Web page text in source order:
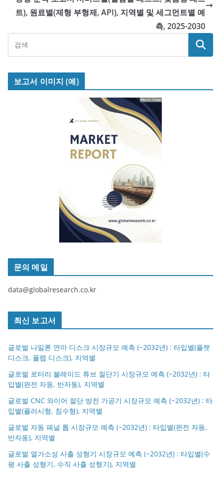
트), 원료별(제형 부형제, API), 지역별 및 세그먼트별 예
측, 2025-2030
보고서 이미지 (예)
문의 메일
data@globalresearch.co.kr
최신 보고서
글로벌 나일론 연마 디스크 시장규모 예측 (~2032년) : 타입별(플랫
디스크, 플랩 디스크), 지역별
글로벌 로터리 블레이드 튜브 절단기 시장규모 예측 (~2032년) : 타
입별(완전 자동, 반자동), 지역별
글로벌 CNC 와이어 절단 방전 가공기 시장규모 예측 (~2032년) : 타
입별(플러시형, 침수형), 지역별
글로벌 자동 패널 톱 시장규모 예측 (~2032년) : 타입별(완전 자동,
반자동), 지역별
글로벌 열가소성 사출 성형기 시장규모 예측 (~2032년) : 타입별(수
평 사출 성형기, 수직 사출 성형기), 지역별